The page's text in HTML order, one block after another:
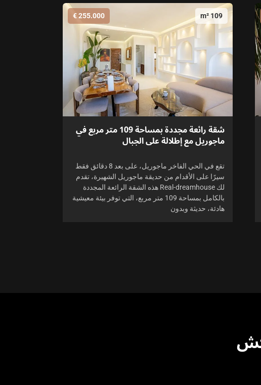
109 m²
255.000 €
شقة رائعة مجددة بمساحة 109 متر مربع في
ماجوريل مع إطلالة على الجبال
تقع في الحي الفاخر ماجوريل، على بعد 8 دقائق فقط
سيرًا على الأقدام من حديقة ماجوريل الشهيرة، تقدم
لك Real-dreamhouse هذه الشقة الرائعة المجددة
بالكامل بمساحة 109 متر مربع، التي توفر بيئة معيشية
هادئة، حديثة وبدون